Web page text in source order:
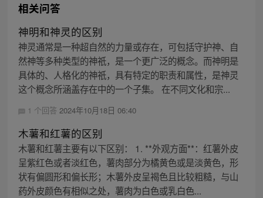
相关问答
神明和神灵的区别
神灵通常是一种超自然的力量或存在，可包括守护神、自
然神等多种类型的神祇，是一个更广泛的概念。而神明是
具体的、人格化的神祇，具有特定的职责和属性，是神灵
这个概念所涵盖存在中的一个子集。 在不同文化和宗...
1 个回答 2024年10月18日 06:40
木薯和红薯的区别
木薯和红薯主要有以下区别： 1. **外观方面**：红薯外皮
呈紫红色或者淡红色，薯肉部分为橘黄色或是淡黄色，形
状有偏圆形和偏长形；木薯外皮呈褐色且比较粗糙，与山
药外皮颜色有相似之处，薯肉为白色或乳白色...